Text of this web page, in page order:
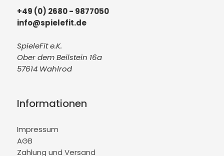
+49 (0) 2680 - 9877050
info@spielefit.de
SpieleFit e.K.
Ober dem Beilstein 16a
57614 Wahlrod
Informationen
Impressum
AGB
Zahlung und Versand